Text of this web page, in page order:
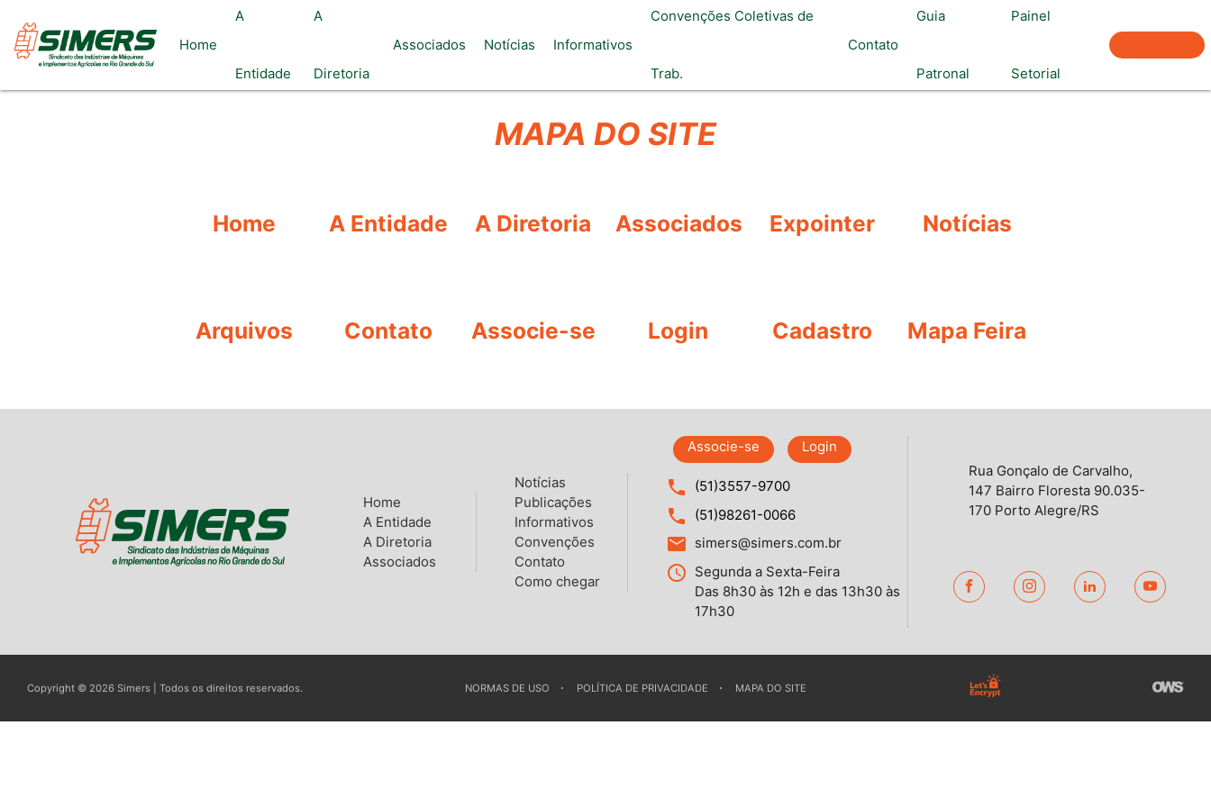
Home
A
Entidade
A
Diretoria
Associados Notícias Informativos
Convenções Coletivas de
Trab.
Contato
Guia
Patronal
Painel
Setorial
MAPA DO SITE
Home A Entidade A Diretoria Associados Expointer Notícias
Arquivos Contato Associe-se Login Cadastro Mapa Feira
Home
A Entidade
A Diretoria
Associados
Notícias
Publicações
Informativos
Convenções
Contato
Como chegar
Associe-se Login
local_phone (51)3557-9700
local_phone (51)98261-0066
email simers@simers.com.br
query_builder Segunda a Sexta-Feira
Das 8h30 às 12h e das 13h30 às
17h30
Rua Gonçalo de Carvalho,
147 Bairro Floresta 90.035-
170 Porto Alegre/RS
Copyright © 2026 Simers | Todos os direitos reservados. NORMAS DE USO POLÍTICA DE PRIVACIDADE MAPA DO SITE